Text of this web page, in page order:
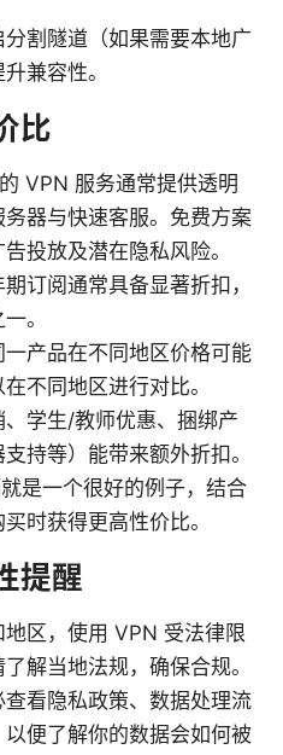
割隧道（如果需要本地广
兼容性。
比
VPN 服务通常提供透明
器与快速客服。免费方案
投放及潜在隐私风险。
订阅通常具备显著折扣，
。
产品在不同地区价格可能
不同地区进行对比。
学生/教师优惠、捆绑产
持等）能带来额外折扣。
是一个很好的例子，结合
时获得更高性价比。
提醒
区，使用 VPN 受法律限
解当地法规，确保合规。
看隐私政策、数据处理流
便了解你的数据会如何被